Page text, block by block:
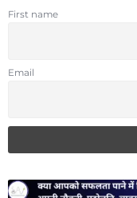
First name
Email